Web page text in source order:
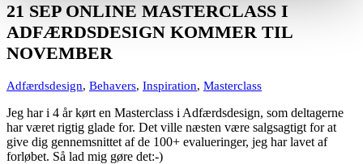
21 SEPONLINE MASTERCLASS I
ADFÆRDSDESIGN KOMMER TIL
NOVEMBER
Adfærdsdesign, Behavers, Inspiration, Masterclass
Jeg har i 4 år kørt en Masterclass i Adfærdsdesign, som deltagerne
har været rigtig glade for. Det ville næsten være salgsagtigt for at
give dig gennemsnittet af de 100+ evalueringer, jeg har lavet af
forløbet. Så lad mig gøre det:-)